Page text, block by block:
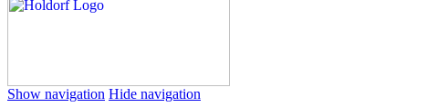
Show navigation Hide navigation